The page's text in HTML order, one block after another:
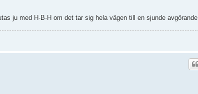
ju med H-B-H om det tar sig hela vägen till en sjunde avgörande